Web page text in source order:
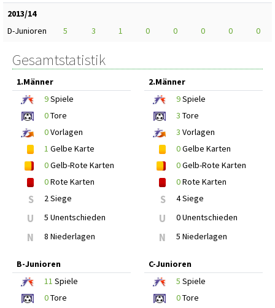
2013/14
D-Junioren
5 3 1 0 0 0 0 0
Gesamtstatistik
1.Männer
9Spiele
0Tore
0Vorlagen
1 Gelbe Karte
0Gelb-Rote Karten
0Rote Karten
S 2 Siege
U 5 Unentschieden
N 8 Niederlagen
2.Männer
9Spiele
3 Tore
3 Vorlagen
0Gelbe Karten
0Gelb-Rote Karten
0Rote Karten
S 4 Siege
U 0 Unentschieden
N 5 Niederlagen
B-Junioren
11 Spiele
0Tore
C-Junioren
5 Spiele
0Tore